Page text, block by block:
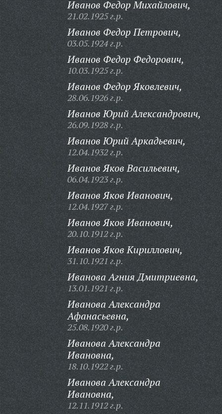
Иванов Федор Михайлович,
21.02.1925 г.р.
Иванов Федор Петрович,
03.05.1924 г.р.
Иванов Федор Федорович,
10.03.1925 г.р.
Иванов Федор Яковлевич,
28.06.1926 г.р.
Иванов Юрий Александрович,
26.09.1928 г.р.
Иванов Юрий Аркадьевич,
12.04.1932 г.р.
Иванов Яков Васильевич,
06.04.1923 г.р.
Иванов Яков Иванович,
12.04.1927 г.р.
Иванов Яков Иванович,
20.10.1912 г.р.
Иванов Яков Кириллович,
31.10.1921 г.р.
Иванова Агния Дмитриевна,
13.01.1921 г.р.
Иванова Александра
Афанасьевна,
25.08.1920 г.р.
Иванова Александра
Ивановна,
18.10.1922 г.р.
Иванова Александра
Ивановна,
12.11.1912 г.р.